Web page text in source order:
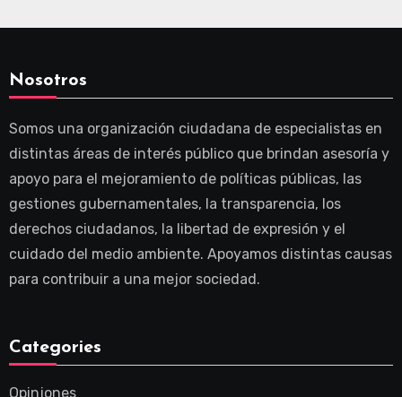
Nosotros
Somos una organización ciudadana de especialistas en
distintas áreas de interés público que brindan asesoría y
apoyo para el mejoramiento de políticas públicas, las
gestiones gubernamentales, la transparencia, los
derechos ciudadanos, la libertad de expresión y el
cuidado del medio ambiente. Apoyamos distintas causas
para contribuir a una mejor sociedad.
Categories
Opiniones